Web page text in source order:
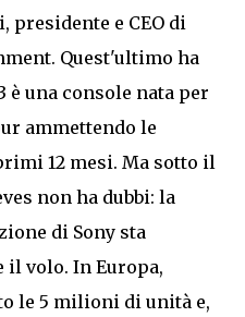
presidente e CEO di
Quest'ultimo ha
è una console nata per
ammettendo le
12 mesi. Ma sotto il
non ha dubbi: la
di Sony sta
il volo. In Europa,
le 5 milioni di unità e,